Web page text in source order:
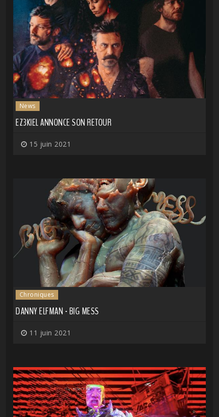
News
EZ3KIEL ANNONCE SON RETOUR
15 juin 2021
Chroniques
DANNY ELFMAN - BIG MESS
11 juin 2021